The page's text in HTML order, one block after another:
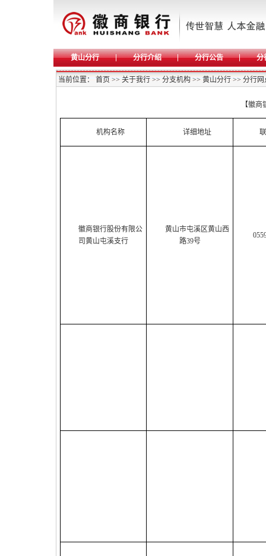
黄山分行 分行介绍 分行公告 分
当前位置： 首页 >> 关于我行 >> 分支机构 >> 黄山分行 >> 分行网
【徽
机构名称 详细地址
徽商银行股份有限公
司黄山屯溪支行
黄山市屯溪区黄山西
路39号